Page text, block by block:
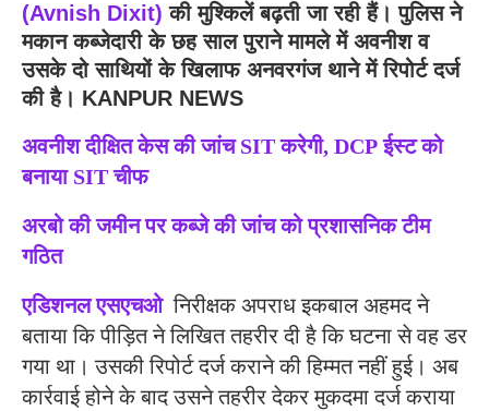
(Avnish Dixit)की मुश्किलें बढ़ती जा रही हैं। पुलिस ने
मकान कब्जेदारी के छह साल पुराने मामले में अवनीश व
उसके दो साथियों के खिलाफ अनवरगंज थाने में रिपोर्ट दर्ज
की है। KANPUR NEWS
अवनीश दीक्षित केस की जांच SIT करेगी, DCP ईस्ट को
बनाया SIT चीफ
अरबो की जमीन पर कब्जे की जांच को प्रशासनिक टीम
गठित
एडिशनल एसएचओ निरीक्षक अपराध इकबाल अहमद ने
बताया कि पीड़ित ने लिखित तहरीर दी है कि घटना से वह डर
गया था। उसकी रिपोर्ट दर्ज कराने की हिम्मत नहीं हुई। अब
कार्रवाई होने के बाद उसने तहरीर देकर मुकदमा दर्ज कराया